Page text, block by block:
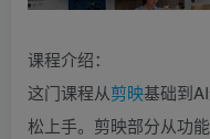
课程介绍：
这门课程从剪映基础到
松上手。剪映部分从功